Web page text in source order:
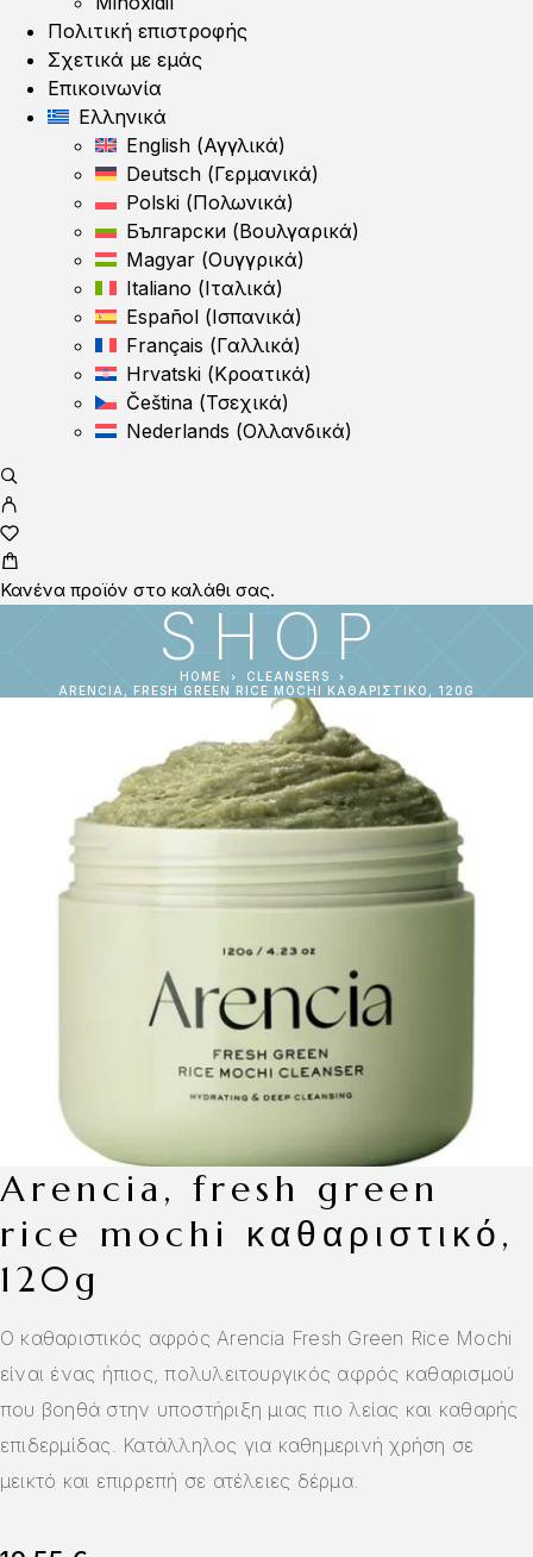
Πολιτική επιστροφής
Σχετικά με εμάς
Επικοινωνία
Ελληνικά
English (Αγγλικά)
Deutsch (Γερμανικά)
Polski (Πολωνικά)
Български (Βουλγαρικά)
Magyar (Ουγγρικά)
Italiano (Ιταλικά)
Español (Ισπανικά)
Français (Γαλλικά)
Hrvatski (Κροατικά)
Čeština (Τσεχικά)
Nederlands (Ολλανδικά)
Κανένα προϊόν στο καλάθι σας.
SHOP
HOME
CLEANSERS
ARENCIA, FRESH GREEN RICE MOCHI ΚΑΘΑΡΙΣΤΙΚΌ, 120G
arencia, fresh green
rice mochi καθαριστικό,
120g
Ο καθαριστικός αφρός Arencia Fresh Green Rice Mochi
είναι ένας ήπιος, πολυλειτουργικός αφρός καθαρισμού
που βοηθά στην υποστήριξη μιας πιο λείας και καθαρής
επιδερμίδας. Κατάλληλος για καθημερινή χρήση σε
μεικτό και επιρρεπή σε ατέλειες δέρμα.